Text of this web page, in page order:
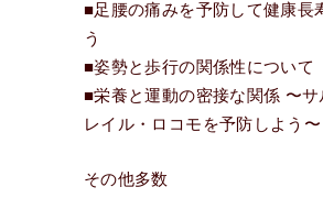
■足腰の痛みを予防して健康長
う
■姿勢と歩行の関係性について
■栄養と運動の密接な関係 〜サ
レイル・ロコモを予防しよう〜
その他多数